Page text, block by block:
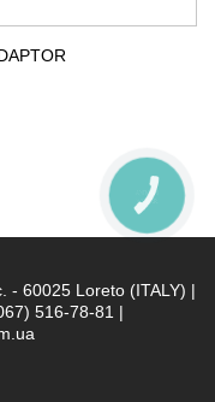
- 60025 Loreto (ITALY) |
516-78-81 |
КНОПКА
ЗВ'ЯЗКУ